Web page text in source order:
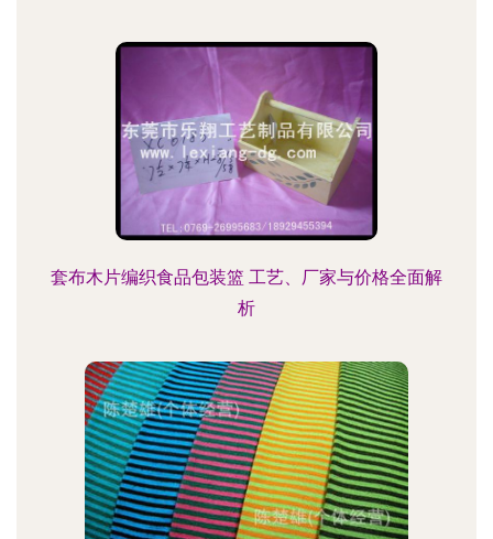
套布木片编织食品包装篮 工艺、厂家与价格全面解
析